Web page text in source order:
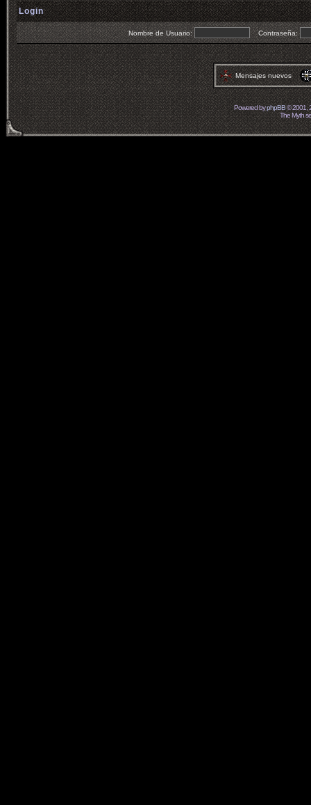
Login
Nombre de Usuario: Contraseña:
Mensajes nuevos
Powered byphpBB© 2001,
The Myth